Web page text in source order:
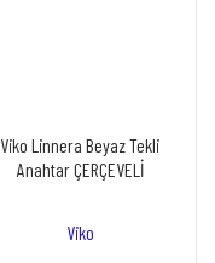
Viko Linnera Beyaz Tekli
Anahtar ÇERÇEVELİ
Viko